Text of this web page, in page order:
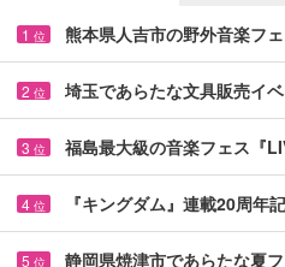
1 位 熊本県人吉市の野外音楽フ
2 位 埼玉であらたな文具販売イ
3 位 福島最大級の音楽フェス『
4 位 『キングダム』連載20周
5 位 静岡県焼津市であらたな夏